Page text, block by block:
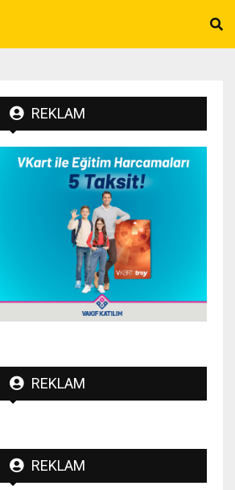
REKLAM
REKLAM
REKLAM